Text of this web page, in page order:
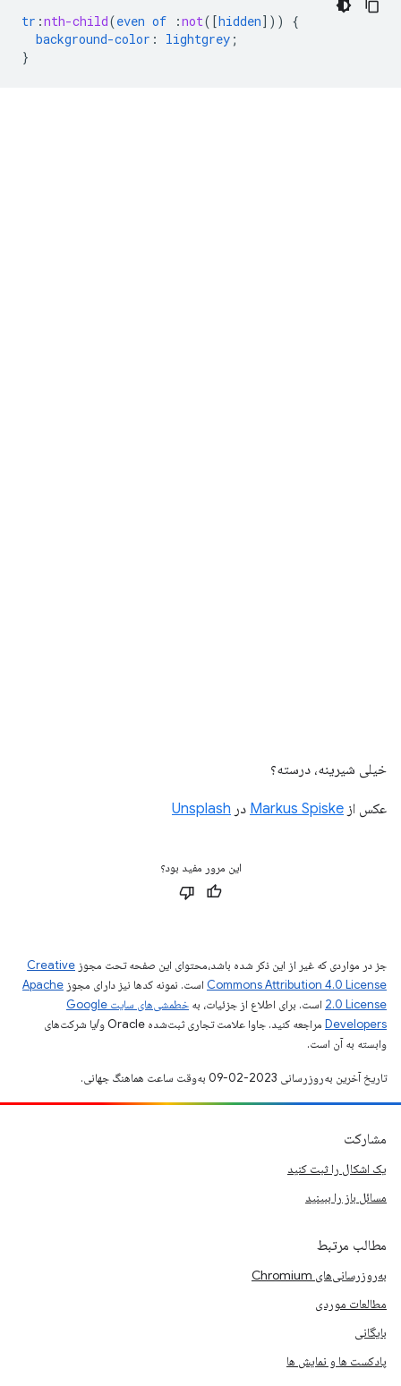
tr :nth-child(even of :not([hidden]))
{
background-color : lightgrey ;
}
خیلی شیرینه، درسته؟
عکس از Markus Spiske در Unsplash
این مرور مفید بود؟
جز در مواردی که غیر از این ذکر شده باشد،‌محتوای این صفحه تحت مجوز Creative
Commons Attribution 4.0 License است. نمونه کدها نیز دارای مجوز Apache
2.0 License است. برای اطلاع از جزئیات، به
خطمشی‌های سایت Google
Developers‏
مراجعه کنید. جاوا علامت تجاری ثبت‌شده Oracle و/یا شرکت‌های
وابسته به آن است.
تاریخ آخرین به‌روزرسانی 2023-02-09 به‌وقت ساعت هماهنگ جهانی.
مشارکت
یک اشکال را ثبت کنید
مسائل باز را ببینید
مطالب مرتبط
به‌روزرسانی‌های Chromium
مطالعات موردی
بایگانی
پادکست ها و نمایش ها